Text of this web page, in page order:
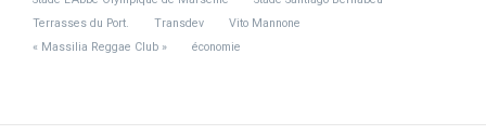
Terrasses du Port.
Transdev
Vito Mannone
« Massilia Reggae Club »
économie